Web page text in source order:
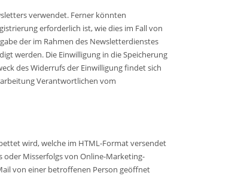
verwendet. Ferner könnten
erforderlich ist, wie dies im Fall von
der im Rahmen des Newsletterdienstes
werden. Die Einwilligung in die Speicherung
des Widerrufs der Einwilligung findet sich
Verantwortlichen vom
wird, welche im HTML-Format versendet
oder Misserfolgs von Online-Marketing-
von einer betroffenen Person geöffnet